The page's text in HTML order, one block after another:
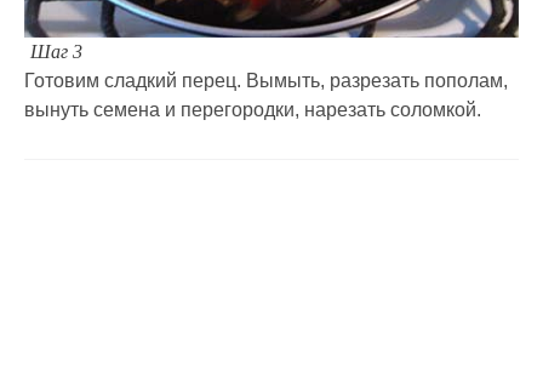
Шаг 3
Готовим сладкий перец. Вымыть, разрезать пополам,
вынуть семена и перегородки, нарезать соломкой.